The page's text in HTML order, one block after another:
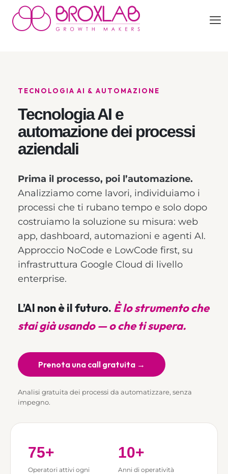
TECNOLOGIA AI & AUTOMAZIONE
Tecnologia AI e
automazione dei processi
aziendali
Prima il processo, poi l’automazione.
Analizziamo come lavori, individuiamo i
processi che ti rubano tempo e solo dopo
costruiamo la soluzione su misura: web
app, dashboard, automazioni e agenti AI.
Approccio NoCode e LowCode first, su
infrastruttura Google Cloud di livello
enterprise.
L’AI non è il futuro. È lo strumento che
stai già usando — o che ti supera.
Prenota una call gratuita →
Analisi gratuita dei processi da automatizzare, senza
impegno.
75+
Operatori attivi ogni
10+
Anni di operatività